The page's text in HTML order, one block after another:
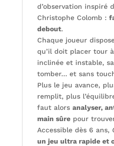
d’observation inspiré
Christophe Colomb :
debout.
Chaque joueur
qu’il doit placer tour
inclinée et instable,
tomber… et sans
Plus le jeu avance,
remplit, plus
faut alors analyser,
main sûrepour
Accessible dès 6 ans,
un jeu ultra rapide et